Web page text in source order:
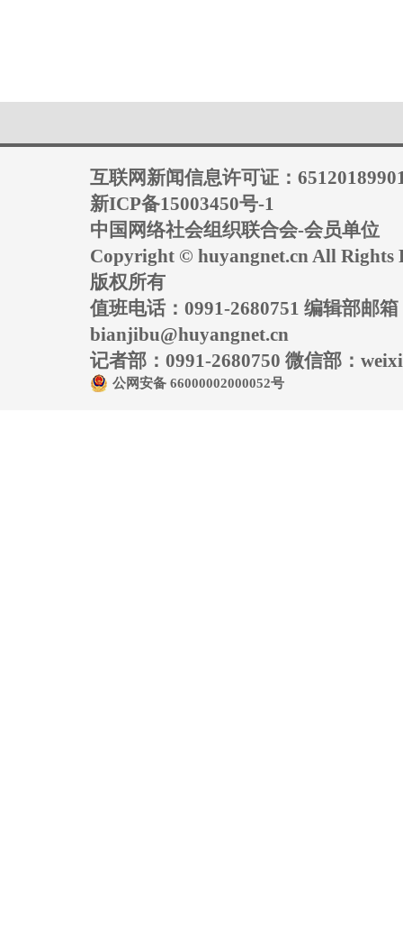
互联网新闻信息许可证：
新ICP备15003450号-1
中国网络社会组织联合会-会员单位
Copyright © huyangnet.cn All Rights
版权所有
值班电话：0991-2680751 编辑部邮箱
bianjibu@huyangnet.cn
记者部：0991-2680750 微信部：
公网安备 66000002000052号